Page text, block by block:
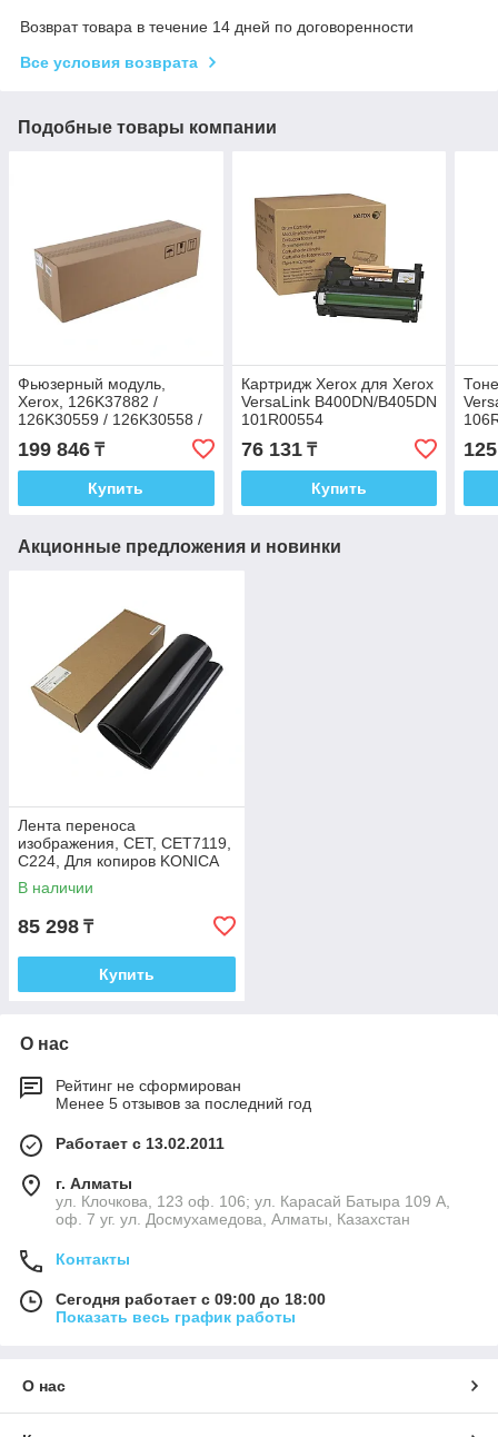
Возврат товара в течение 14 дней по договоренности
Все условия возврата
Подобные товары компании
Фьюзерный модуль,
Xerox, 126K37882 /
126K30559 / 126K30558 /
126K30557 / 126K37883,
Для Xerox WorkCentre
199 846 ₸
Купить
Картридж Xerox для Xerox
VersaLink B400DN/B405DN
101R00554
76 131₸
Купить
Акционные предложения и новинки
Лента переноса
изображения, СЕТ, CET7119,
C224, Для копиров KONICA
MINOLTA Bizhub C224,
Япония
В наличии
85 298 ₸
Купить
О нас
Рейтинг не сформирован
Менее 5 отзывов за последний год
Работает с 13.02.2011
г. Алматы
ул. Клочкова, 123 оф. 106; ул. Карасай Батыра 109 А,
оф. 7 уг. ул. Досмухамедова, Алматы, Казахстан
Контакты
Сегодня работает с 09:00 до 18:00
Показать весь график работы
О нас